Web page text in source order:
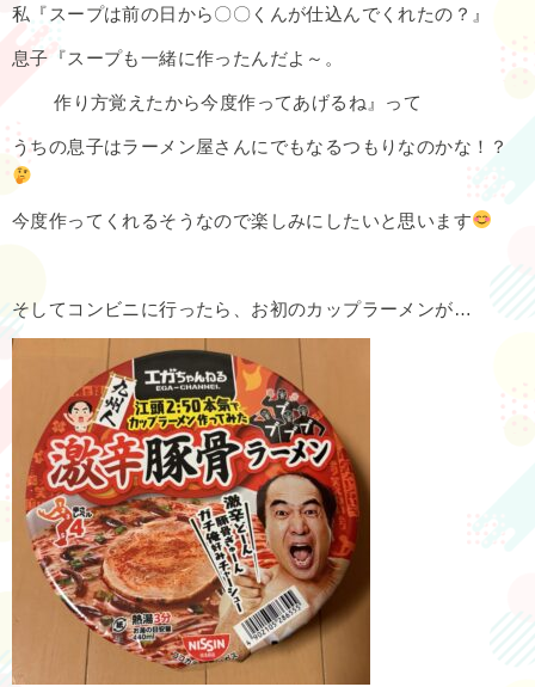
私『スープは前の日から〇〇くんが仕込んでくれたの？』
息子『スープも一緒に作ったんだよ～。
作り方覚えたから今度作ってあげるね』って
うちの息子はラーメン屋さんにでもなるつもりなのかな！？
今度作ってくれるそうなので楽しみにしたいと思います
そしてコンビニに行ったら、お初のカップラーメンが…